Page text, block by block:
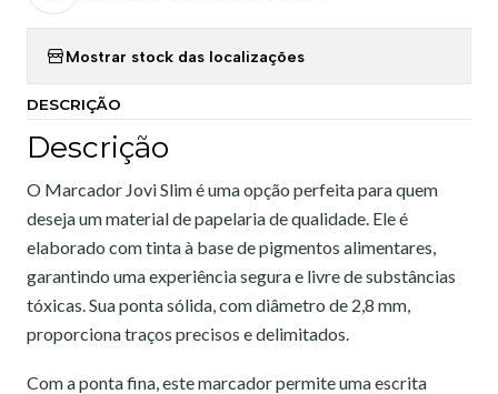
Mostrar stock das localizações
DESCRIÇÃO
Descrição
O Marcador Jovi Slim é uma opção perfeita para quem
deseja um material de papelaria de qualidade. Ele é
elaborado com tinta à base de pigmentos alimentares,
garantindo uma experiência segura e livre de substâncias
tóxicas. Sua ponta sólida, com diâmetro de 2,8 mm,
proporciona traços precisos e delimitados.
Com a ponta fina, este marcador permite uma escrita